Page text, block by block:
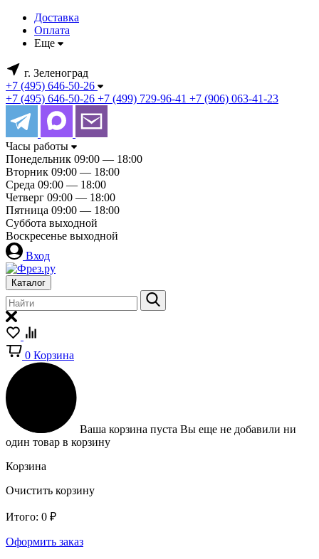
Доставка
Оплата
Еще
г. Зеленоград
+7 (495) 646-50-26
+7 (495) 646-50-26 +7 (499) 729-96-41 +7 (906) 063-41-23
Часы работы
Понедельник 09:00 — 18:00
Вторник 09:00 — 18:00
Среда 09:00 — 18:00
Четверг 09:00 — 18:00
Пятница 09:00 — 18:00
Суббота выходной
Воскресенье выходной
Вход
Каталог
0 Корзина
Ваша корзина пуста Вы еще не добавили ни
один товар в корзину
Корзина
Очистить корзину
Итого: 0 ₽
Оформить заказ